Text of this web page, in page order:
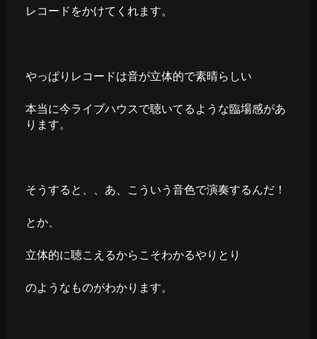
レコードをかけてくれます。
やっぱりレコードは音が立体的で素晴らしい
本当に今ライブハウスで聴いてるような臨場感があ
ります。
そうすると、、あ、こういう音色で演奏するんだ！
とか、
立体的に聴こえるからこそわかるやりとり
のようなものがわかります。